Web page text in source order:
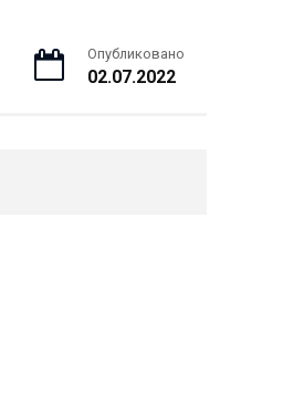
Опубликовано
02.07.2022